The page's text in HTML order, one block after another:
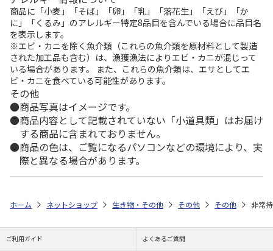
商品に「小麦」「そば」「卵」「乳」「落花生」「えび」「か
に」「くるみ」のアレルギー特定8品目を含んでいる場合に品目名
を表示します。
※エビ・カニを除く魚介類（これらの魚介類を原材料として製造
された加工品も含む）は、漁獲漁法によりエビ・カニが混じって
いる場合があります。 また、これらの魚介類は、エサとしてエ
ビ・カニを食べている可能性があります。
その他
商品写真はイメージです。
商品内容として記載されていない「小道具類」はお届け
する商品に含まれておりません。
商品の色は、ご覧になるパソコンなどの環境により、実
際と異なる場合があります。
ホーム ネットショップ 生き物・その他 その他 その他 非常
ご利用ガイド よくあるご質問